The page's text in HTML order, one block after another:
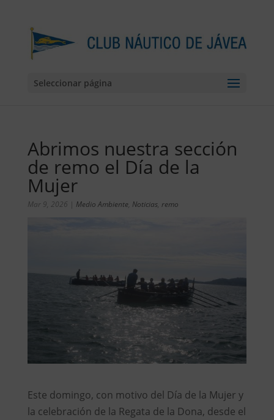
Seleccionar página
Abrimos nuestra sección
de remo el Día de la
Mujer
Mar 9, 2026 | Medio Ambiente Noticias, remo
Este domingo, con motivo del Día de la Mujer y
la celebración de la Regata de la Dona, desde el